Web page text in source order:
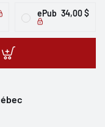
ePub 34,00 $